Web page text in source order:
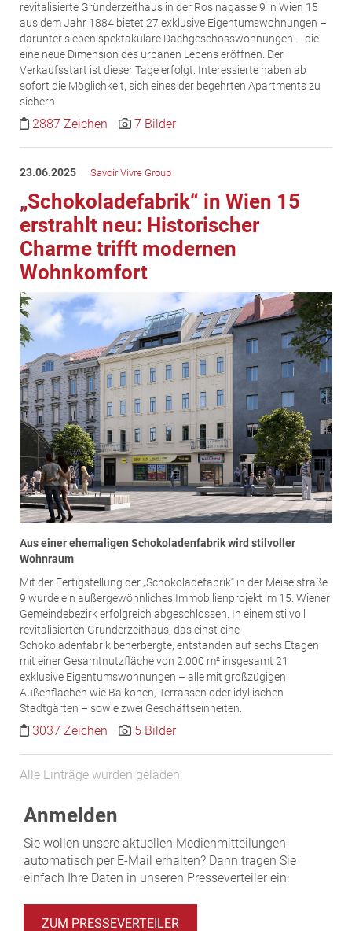
revitalisierte Gründerzeithaus in der Rosinagasse 9 in Wien 15
aus dem Jahr 1884 bietet 27 exklusive Eigentumswohnungen –
darunter sieben spektakuläre Dachgeschosswohnungen – die
eine neue Dimension des urbanen Lebens eröffnen. Der
Verkaufsstart ist dieser Tage erfolgt. Interessierte haben ab
sofort die Möglichkeit, sich eines der begehrten Apartments zu
sichern.
2887 Zeichen 7 Bilder
23.06.2025 Savoir Vivre Group
„Schokoladefabrik“ in Wien 15
erstrahlt neu: Historischer
Charme trifft modernen
Wohnkomfort
Aus einer ehemaligen Schokoladenfabrik wird stilvoller
Wohnraum
Mit der Fertigstellung der „Schokoladefabrik“ in der Meiselstraße
9 wurde ein außergewöhnliches Immobilienprojekt im 15. Wiener
Gemeindebezirk erfolgreich abgeschlossen. In einem stilvoll
revitalisierten Gründerzeithaus, das einst eine
Schokoladenfabrik beherbergte, entstanden auf sechs Etagen
mit einer Gesamtnutzfläche von 2.000 m² insgesamt 21
exklusive Eigentumswohnungen – alle mit großzügigen
Außenflächen wie Balkonen, Terrassen oder idyllischen
Stadtgärten – sowie zwei Geschäftseinheiten.
3037 Zeichen 5 Bilder
Alle Einträge wurden geladen.
Anmelden
Sie wollen unsere aktuellen Medienmitteilungen
automatisch per E-Mail erhalten? Dann tragen Sie
einfach Ihre Daten in unseren Presseverteiler ein:
ZUM PRESSEVERTEILER